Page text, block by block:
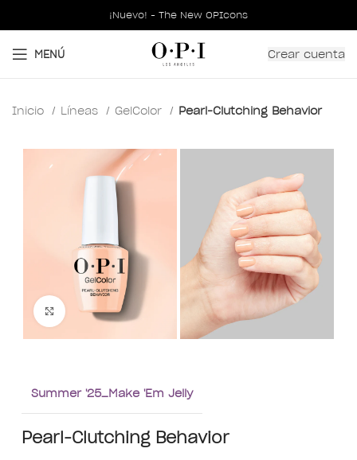
¡Nuevo! - The New OPIcons
MENÚ Crear cuenta
Inicio Líneas GelColor Pearl-Clutching Behavior
Clic para ampliar
Summer '25_Make 'Em Jelly
Pearl-Clutching Behavior